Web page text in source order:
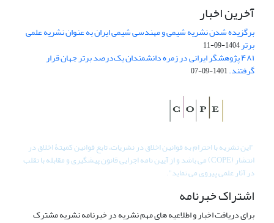
آخرین اخبار
برگزیده شدن نشریه شیمی و مهندسی شیمی ایران به عنوان نشریه علمی
برتر1404-09-11
۴۸۱ پژوهشگر ایرانی در زمره دانشمندان یک‌درصد برتر جهان قرار
گرفتند.1401-09-07
"این نشریه با احترام به قوانین اخلاق در نشریات، تابع قوانین کمیتۀ اخلاق در
انتشار (COPE) می باشد و از آیین نامه اجرایی قانون پیشگیری و مقابله با تقلب
در آثار علمی پیروی می نماید".
اشتراک خبرنامه
برای دریافت اخبار و اطلاعیه های مهم نشریه در خبرنامه نشریه مشترک